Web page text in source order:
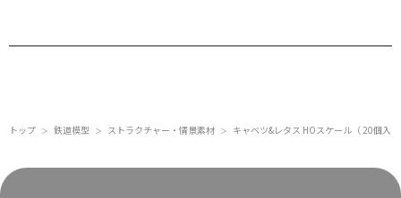
トップ ＞ 鉄道模型 ＞ ストラクチャー・情景素材 ＞ キャベツ&レタス HOスケール（ 20個入